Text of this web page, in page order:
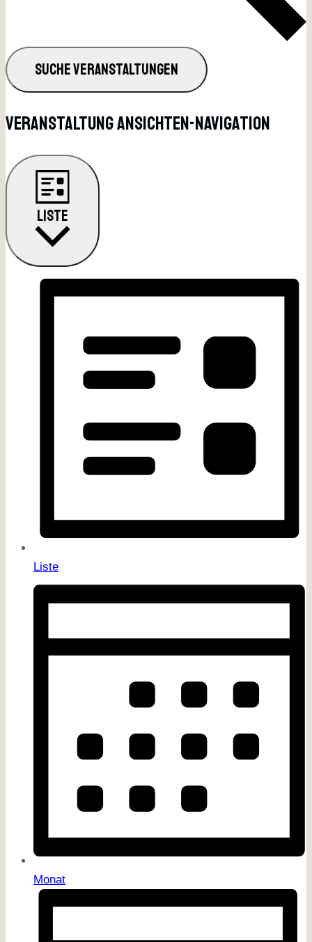
SUCHE VERANSTALTUNGEN
Veranstaltung Ansichten-Navigation
LISTE
Liste
Monat